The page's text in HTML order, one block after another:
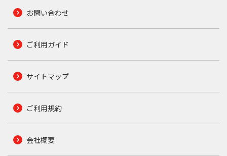
お問い合わせ
ご利用ガイド
サイトマップ
ご利用規約
会社概要